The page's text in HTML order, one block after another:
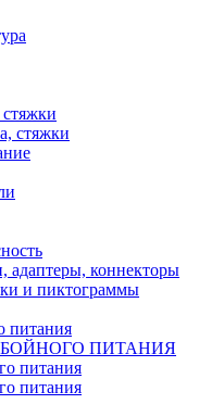
стяжки
коннекторы
и пиктограммы
питания
ПИТАНИЯ
питания
питания